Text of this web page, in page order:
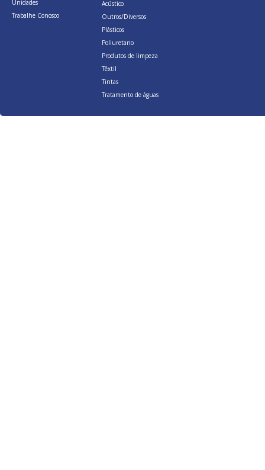
Unidades
Trabalhe Conosco
Acústico
Outros/Diversos
Plásticos
Poliuretano
Produtos de limpeza
Têxtil
Tintas
Tratamento de águas